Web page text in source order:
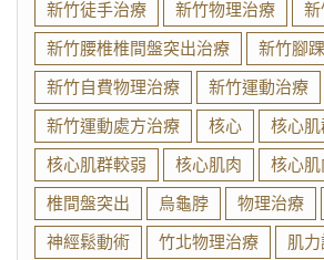
新竹徒手治療 新竹物理治療
新
新竹腰椎椎間盤突出治療
新竹腳
新竹自費物理治療
新竹運動治療
新竹運動處方治療
核心
核心
核心肌群較弱
核心肌肉
核心
椎間盤突出
烏龜脖 物理治療
神經鬆動術
竹北物理治療 肌